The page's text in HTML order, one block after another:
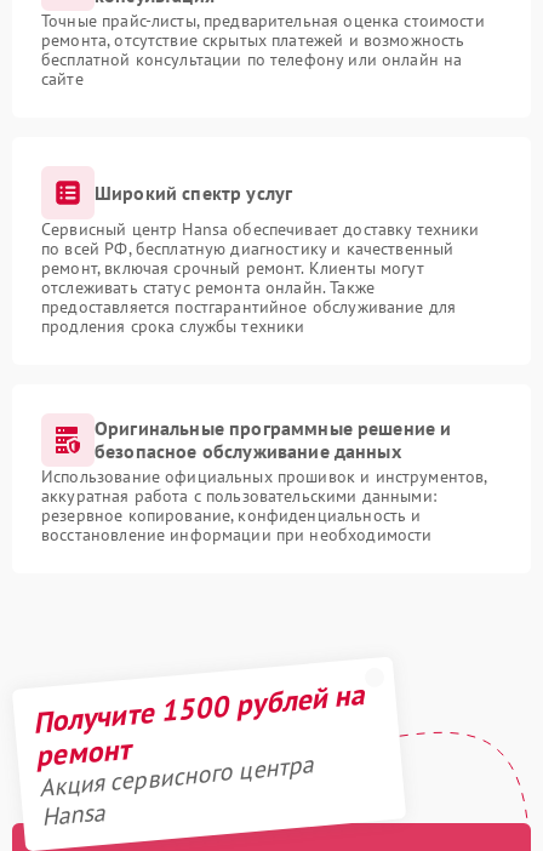
Точные прайс-листы, предварительная оценка стоимости
ремонта, отсутствие скрытых платежей и возможность
бесплатной консультации по телефону или онлайн на
сайте
Широкий спектр услуг
Сервисный центр Hansa обеспечивает доставку техники
по всей РФ, бесплатную диагностику и качественный
ремонт, включая срочный ремонт. Клиенты могут
отслеживать статус ремонта онлайн. Также
предоставляется постгарантийное обслуживание для
продления срока службы техники
Оригинальные программные решение и
безопасное обслуживание данных
Использование официальных прошивок и инструментов,
аккуратная работа с пользовательскими данными:
резервное копирование, конфиденциальность и
восстановление информации при необходимости
Получите 1500 рублей на
ремонт
Акция сервисного центра
Hansa